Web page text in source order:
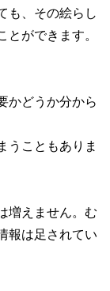
も、その絵らし
ができます。
かどうか分から
うこともありま
増えません。む
報は足されてい